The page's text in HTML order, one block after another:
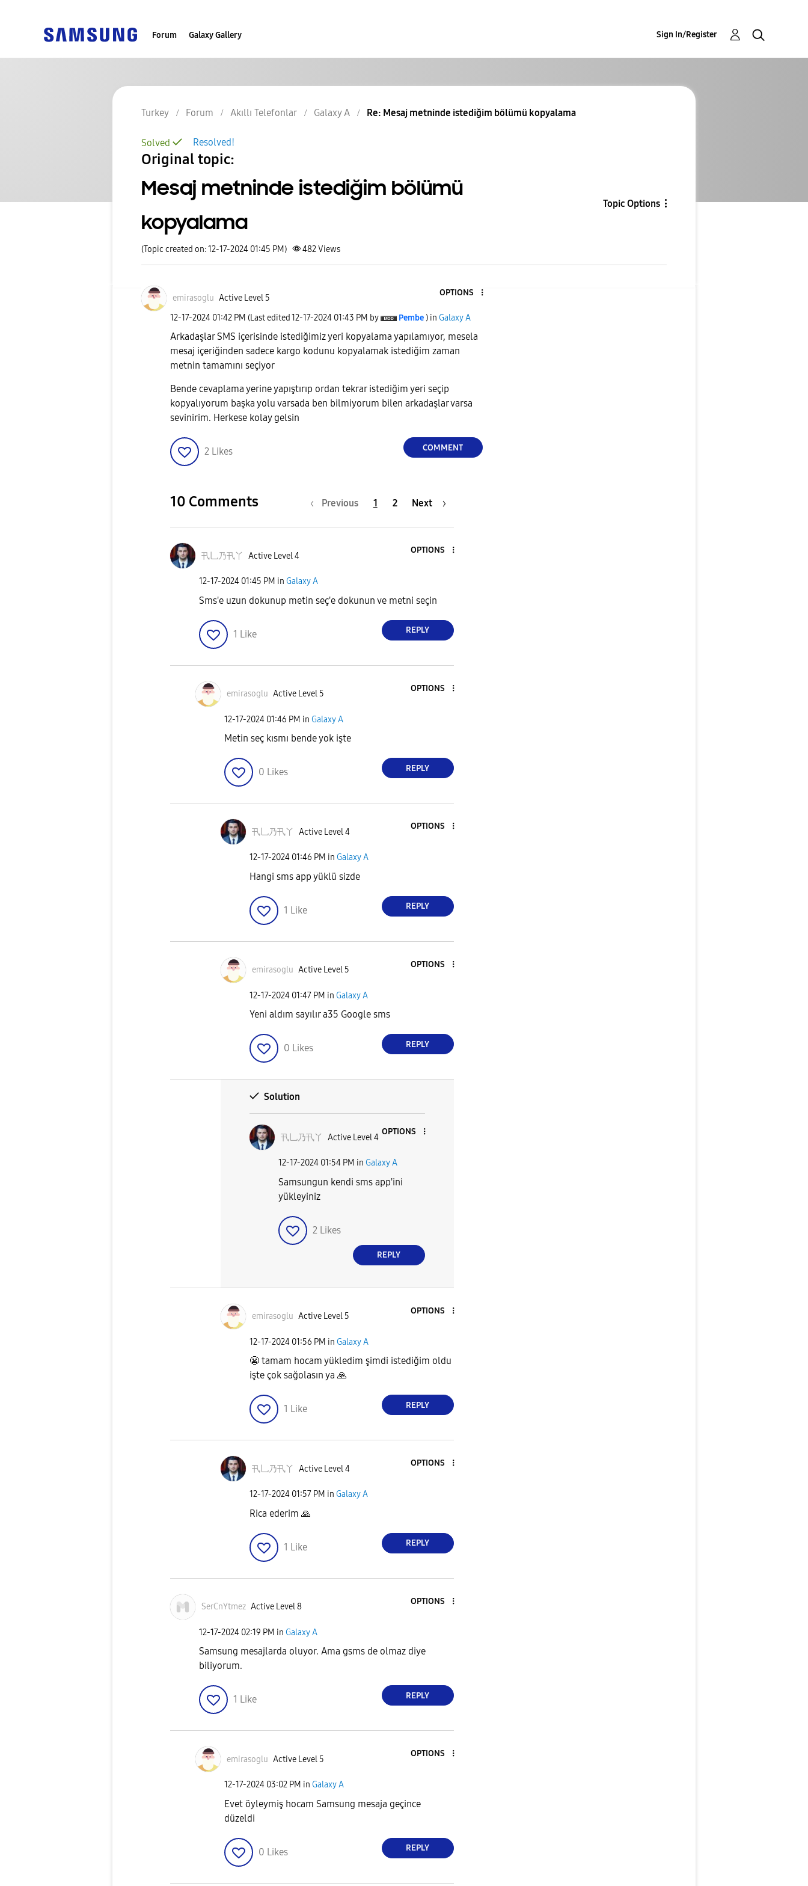
Forum Galaxy Gallery Sign In/Register
Turkey Forum Akıllı Telefonlar Galaxy A Re: Mesaj metninde istediğim bölümü kopyalama
Resolved!
Solved
Original topic:
Mesaj metninde istediğim bölümü
kopyalama
Topic Options
(Topic created on: 12-17-2024 01:45 PM) 482Views
emirasoglu Active Level 5
OPTIONS
‎12-17-2024 01:42 PM (Last edited ‎12-17-2024 01:43 PM by Pembe ) in Galaxy A
Arkadaşlar SMS içerisinde istediğimiz yeri kopyalama yapılamıyor, mesela
mesaj içeriğinden sadece kargo kodunu kopyalamak istediğim zaman
metnin tamamını seçiyor
Bende cevaplama yerine yapıştırıp ordan tekrar istediğim yeri seçip
kopyalıyorum başka yolu varsada ben bilmiyorum bilen arkadaşlar varsa
sevinirim. Herkese kolay gelsin
2 Likes COMMENT
10 Comments Previous 1 2 Next
卂乚乃卂丫 Active Level 4
OPTIONS
‎12-17-2024 01:45 PM in Galaxy A
Sms'e uzun dokunup metin seç'e dokunun ve metni seçin
1 Like REPLY
emirasoglu Active Level 5
OPTIONS
‎12-17-2024 01:46 PM in Galaxy A
Metin seç kısmı bende yok işte
0 Likes REPLY
卂乚乃卂丫 Active Level 4
OPTIONS
‎12-17-2024 01:46 PM in Galaxy A
Hangi sms app yüklü sizde
1 Like REPLY
emirasoglu Active Level 5
OPTIONS
‎12-17-2024 01:47 PM in Galaxy A
Yeni aldım sayılır a35 Google sms
0 Likes REPLY
Solution
卂乚乃卂丫 Active Level 4
OPTIONS
‎12-17-2024 01:54 PM in Galaxy A
Samsungun kendi sms app'ini
yükleyiniz
2 Likes
REPLY
emirasoglu Active Level 5
OPTIONS
‎12-17-2024 01:56 PM in Galaxy A
😬 tamam hocam yükledim şimdi istediğim oldu
işte çok sağolasın ya 🙏
1 Like REPLY
卂乚乃卂丫 Active Level 4
OPTIONS
‎12-17-2024 01:57 PM in Galaxy A
Rica ederim 🙏
1 Like REPLY
SerCnYtmez Active Level 8
OPTIONS
‎12-17-2024 02:19 PM in Galaxy A
Samsung mesajlarda oluyor. Ama gsms de olmaz diye
biliyorum.
1 Like REPLY
emirasoglu Active Level 5
OPTIONS
‎12-17-2024 03:02 PM in Galaxy A
Evet öyleymiş hocam Samsung mesaja geçince
düzeldi
0 Likes REPLY